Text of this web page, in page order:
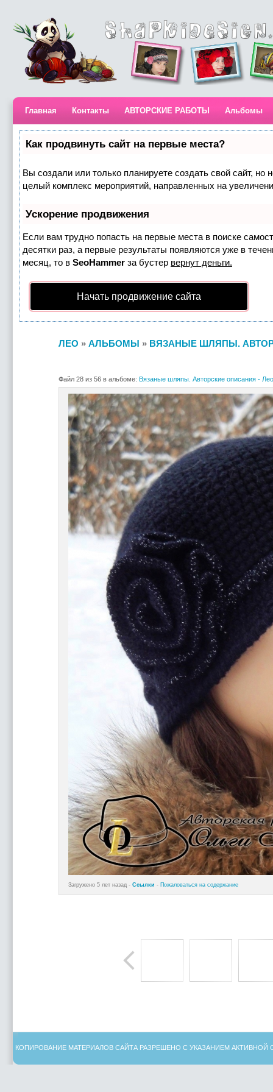
Главная Контакты АВТОРСКИЕ РАБОТЫ Альбомы
Как продвинуть сайт на первые места?
Вы создали или только планируете создать свой сайт, но
целый комплекс мероприятий, направленных на
Ускорение продвижения
Если вам трудно попасть на первые места в поиске
десятки раз, а первые результаты появляются уже в
месяц, то в SeoHammer за бустер вернут деньги.
Начать продвижение сайта
ЛЕО » АЛЬБОМЫ » ВЯЗАНЫЕ ШЛЯПЫ.
Файл 28 из 56 в альбоме: Вязаные шляпы. Авторские описания - Лео
Загружено 5 лет назад - Ссылки - Пожаловаться на содержание
КОПИРОВАНИЕ МАТЕРИАЛОВ САЙТА РАЗРЕШЕНО С УКАЗАНИЕМ АКТИВНОЙ